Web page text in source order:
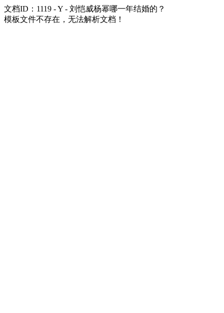
文档ID：1119 - Y - 刘恺威杨幂哪一年结婚的？
模板文件不存在，无法解析文档！